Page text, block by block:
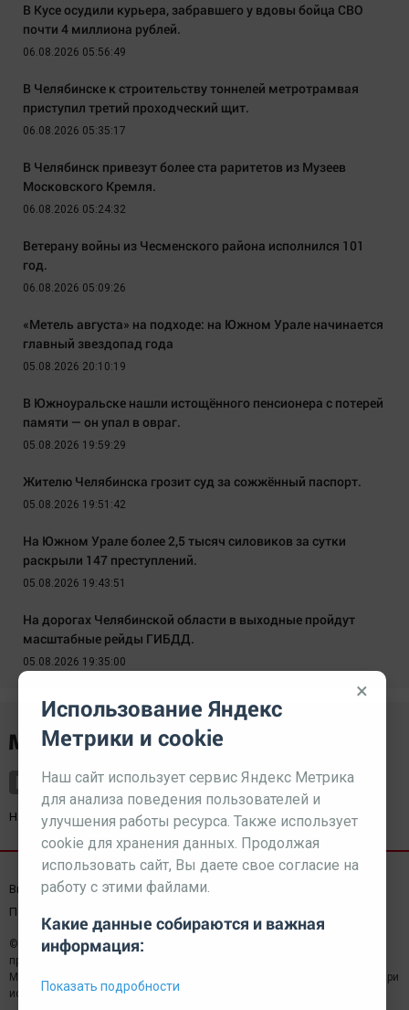
В Кусе осудили курьера, забравшего у вдовы бойца СВО
почти 4 миллиона рублей.
06.08.2026 05:56:49
В Челябинске к строительству тоннелей метротрамвая
приступил третий проходческий щит.
06.08.2026 05:35:17
В Челябинск привезут более ста раритетов из Музеев
Московского Кремля.
06.08.2026 05:24:32
Ветерану войны из Чесменского района исполнился 101
год.
06.08.2026 05:09:26
«Метель августа» на подходе: на Южном Урале начинается
главный звездопад года
05.08.2026 20:10:19
В Южноуральске нашли истощённого пенсионера с потерей
памяти — он упал в овраг.
05.08.2026 19:59:29
Жителю Челябинска грозит суд за сожжённый паспорт.
05.08.2026 19:51:42
На Южном Урале более 2,5 тысяч силовиков за сутки
раскрыли 147 преступлений.
05.08.2026 19:43:51
На дорогах Челябинской области в выходные пройдут
масштабные рейды ГИБДД.
05.08.2026 19:35:00
Наш партнерkurorty-sochi.ru
Выходные данные СМИ Реклама
Пользовательское соглашение
© 2026 МЕДИАЗАВОД — Сайт может содержать контент,
предназначенный для лиц 18+
Мнение редакции может не совпадать с мнением отдельных авторов.При
использовании материалов сайта ссылка обязательна.
×
Использование Яндекс
Метрики и cookie
Наш сайт использует сервис Яндекс Метрика
для анализа поведения пользователей и
улучшения работы ресурса. Также использует
cookie для хранения данных. Продолжая
использовать сайт, Вы даете свое согласие на
работу с этими файлами.
Какие данные собираются и важная
информация:
Показать подробности